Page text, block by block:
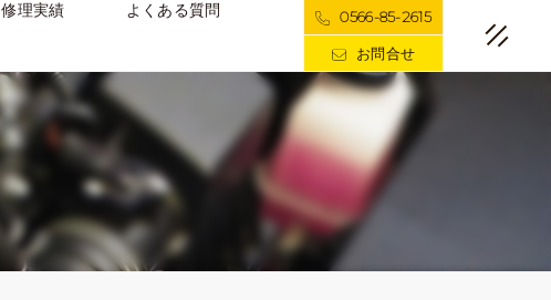
修理実績 よくある質問 0566-85-2615
お問合せ